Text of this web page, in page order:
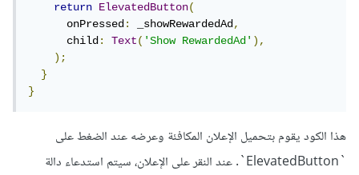
return
ElevatedButton(
onPressed: _showRewardedAd,
child: Text('Show RewardedAd'),
);
}
}
هذا الكود يقوم بتحميل الإعلان المكافئة وعرضه عند الضغط على
`ElevatedButton`. عند النقر على الإعلان، سيتم استدعاء دالة